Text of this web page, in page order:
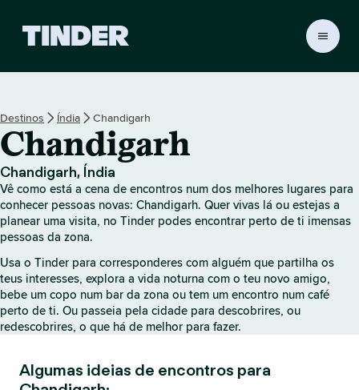
a
i
n
c
a
o
T
i
n
r
Destinos Índia Chandigarh
Chandigarh
Chandigarh, Índia
Vê como está a cena de encontros num dos melhores lugares para
conhecer pessoas novas: Chandigarh. Quer vivas lá ou estejas a
planear uma visita, no Tinder podes encontrar perto de ti imensas
pessoas da zona.
Usa o Tinder para corresponderes com alguém que partilha os
teus interesses, explora a vida noturna com o teu novo amigo,
bebe um copo num bar da zona ou tem um encontro num café
perto de ti. Ou passeia pela cidade para descobrires, ou
redescobrires, o que há de melhor para fazer.
Algumas ideias de encontros para